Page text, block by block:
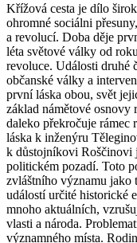
Křížová cesta je dílo
ohromné sociálni
a revolucí. Doba děje
léta světové války od
revoluce. Události druhé
občanské války a
první láska obou, svět
základ námětové osnovy
daleko překročuje rámec
láska k inženýru
k důstojníkovi Roščinovi
politickém pozadí. Toto
zvláštního významu jako
událostí určité historické
mnoho aktuálních,
vlasti a národa.
významného místa.